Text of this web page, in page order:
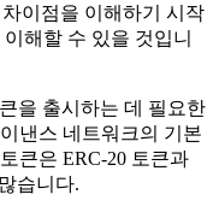
이점을 이해하기 시작
해할 수 있을 것입니
을 출시하는 데 필요한
낸스 네트워크의 기본
큰은 ERC-20 토큰과
습니다.